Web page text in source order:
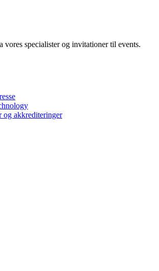
vores specialister og invitationer til events.
og akkrediteringer